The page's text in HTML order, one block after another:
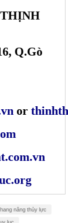
Q.Gò
or
nâng thủy lực